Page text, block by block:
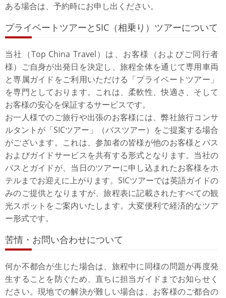
ある場合は、予約時にお申し出ください。
プライベートツアーとSIC（相乗り）ツアーについて
当社（Top China Travel）は、お客様（およびご同行者
様）ご自身が出発日を決定し、旅程全体を通じて専用車両
と専属ガイドをご利用いただける「プライベートツアー」
を専門としております。これは、柔軟性、快適さ、そして
お客様の安心を保証するサービスです。
お一人様でのご旅行や出張のお客様には、弊社旅行コンサ
ルタントが「SICツアー」（バスツアー）をご提案する場合
がございます。これは、参加者の皆様が他のお客様とバス
およびガイドサービスを共有する形式となります。当社の
バスとガイドが、当日のツアーに申し込まれたお客様をホ
テルまでお迎えに上がります。SICツアーでは英語ガイドの
みのご提供となりますが、旅程表に記載されたすべての観
光スポットをご案内いたします。大変便利で経済的なツア
ー形式です。
苦情・お問い合わせについて
何か不都合が生じた場合は、旅程中に同様の問題が再度発
生することを防ぐため、直ちに担当ガイドまでお知らせく
ださい。現地での解決が難しい場合は、お客様のご都合の